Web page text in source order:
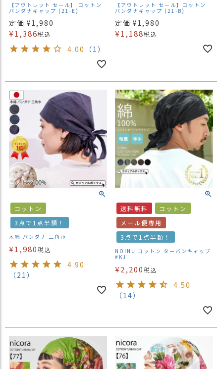
【アウトレット セール】 コットン
バンダナキャップ (21-E)
定価 ¥1,980
¥1,386税込
4.00 （1）
【アウトレット セール】コットン
バンダナキャップ (21-B)
定価 ¥1,980
¥1,188税込
コットン
3点で1点半額！
木綿 バンダナ 三角巾
¥1,980税込
4.90
（21）
送料無料
コットン
メール便専用
3点で1点半額！
NOINU コットン ターバンキャップ
#KJ
¥2,200税込
4.50
（14）